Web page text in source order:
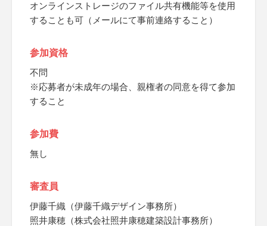
オンラインストレージのファイル共有機能等を使用
することも可（メールにて事前連絡すること）
参加資格
不問
※応募者が未成年の場合、親権者の同意を得て参加
すること
参加費
無し
審査員
伊藤千織（伊藤千織デザイン事務所）
照井康穂（株式会社照井康穂建築設計事務所）